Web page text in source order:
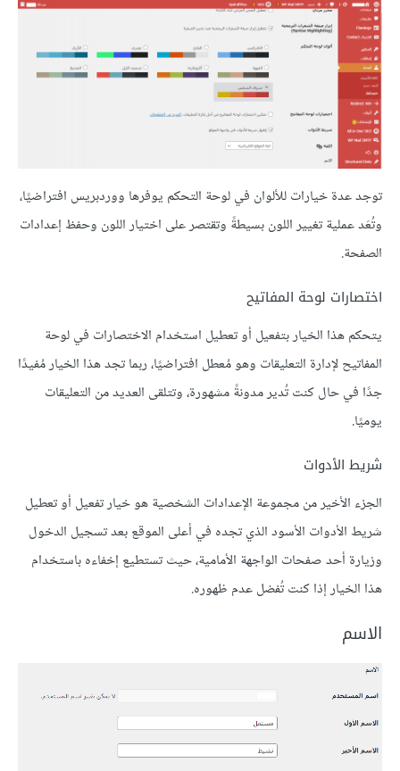
توجد عدة خيارات للألوان في لوحة التحكم يوفرها ووردبريس افتراضيًا،
وتُعَد عملية تغيير اللون بسيطةً وتقتصر على اختيار اللون وحفظ إعدادات
الصفحة.
اختصارات لوحة المفاتيح
يتحكم هذا الخيار بتفعيل أو تعطيل استخدام الاختصارات في لوحة
المفاتيح لإدارة التعليقات وهو مُعطل افتراضيًا، ربما تجد هذا الخيار مُفيدًا
جدًا في حال كنت تُدير مدونةً مشهورة، وتتلقى العديد من التعليقات
يوميًا.
شريط الأدوات
الجزء الأخير من مجموعة الإعدادات الشخصية هو خيار تفعيل أو تعطيل
شريط الأدوات الأسود الذي تجده في أعلى الموقع بعد تسجيل الدخول
وزيارة أحد صفحات الواجهة الأمامية، حيث تستطيع إخفاءه باستخدام
هذا الخيار إذا كنت تُفضل عدم ظهوره.
الاسم